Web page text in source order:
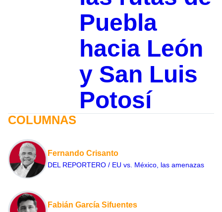
Puebla
hacia León
y San Luis
Potosí
COLUMNAS
Fernando Crisanto
DEL REPORTERO / EU vs. México, las amenazas
Fabián García Sifuentes